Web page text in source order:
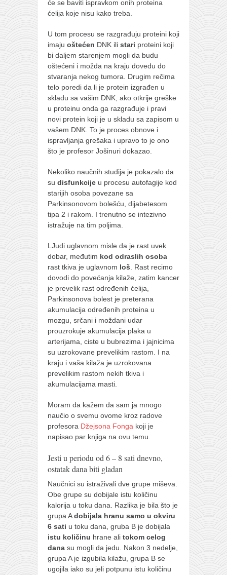
će se baviti ispravkom onih proteina
ćelija koje nisu kako treba.
U tom procesu se razgrađuju proteini koji
imaju oštećen DNK ili stari proteini koji
bi daljem starenjem mogli da budu
oštećeni i možda na kraju dovedu do
stvaranja nekog tumora. Drugim rečima
telo poredi da li je protein izgrađen u
skladu sa vašim DNK, ako otkrije greške
u proteinu onda ga razgrađuje i pravi
novi protein koji je u skladu sa zapisom u
vašem DNK. To je proces obnove i
ispravljanja grešaka i upravo to je ono
što je profesor Jošinuri dokazao.
Nekoliko naučnih studija je pokazalo da
su disfunkcije u procesu autofagije kod
starijih osoba povezane sa
Parkinsonovom bolešću, dijabetesom
tipa 2 i rakom. I trenutno se intezivno
istražuje na tim poljima.
LJudi uglavnom misle da je rast uvek
dobar, međutim kod odraslih osoba
rast tkiva je uglavnom loš . Rast recimo
dovodi do povećanja kilaže, zatim kancer
je prevelik rast određenih ćelija,
Parkinsonova bolest je preterana
akumulacija određenih proteina u
mozgu, srčani i moždani udar
prouzrokuje akumulacija plaka u
arterijama, ciste u bubrezima i jajnicima
su uzrokovane prevelikim rastom. I na
kraju i vaša kilaža je uzrokovana
prevelikim rastom nekih tkiva i
akumulacijama masti.
Moram da kažem da sam ja mnogo
naučio o svemu ovome kroz radove
profesora Džejsona Fonga koji je
napisao par knjiga na ovu temu.
Jesti u periodu od 6 – 8 sati dnevno,
ostatak dana biti gladan
Naučnici su istraživali dve grupe miševa.
Obe grupe su dobijale istu količinu
kalorija u toku dana. Razlika je bila što je
grupa Adobijala hranu samo u okviru
6 sati u toku dana, gruba B je dobijala
istu količinu hrane ali tokom celog
dana su mogli da jedu. Nakon 3 nedelje,
grupa A je izgubila kilažu, grupa B se
ugojila iako su jeli potpunu istu količinu